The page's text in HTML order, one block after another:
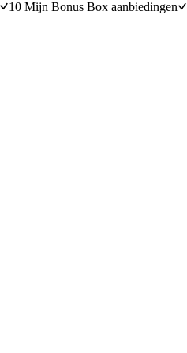
10 Mijn Bonus Box aanbiedingen